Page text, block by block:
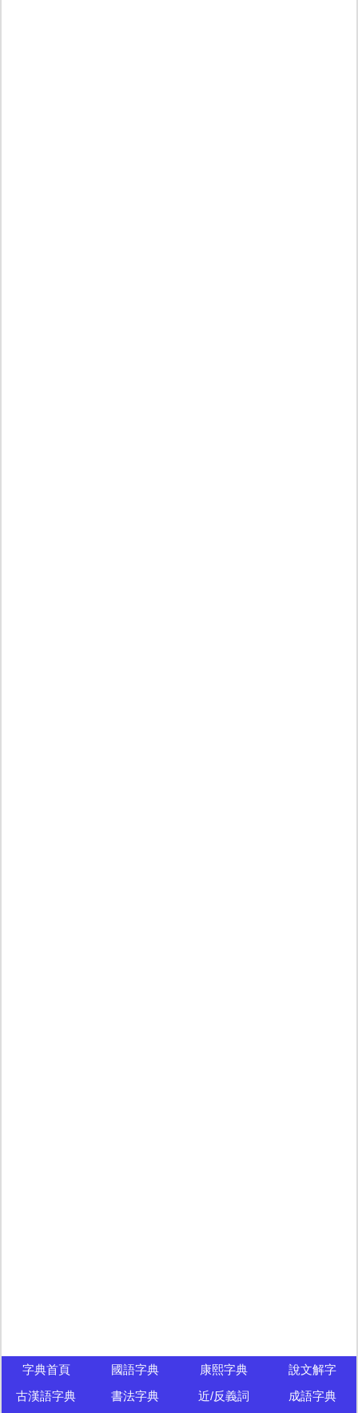
字典首頁 國語字典 康熙字典
說文解字
古漢語字典
書法字典 近/反義詞 成語字典